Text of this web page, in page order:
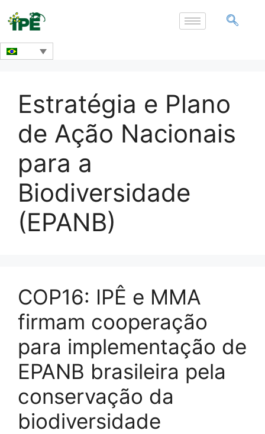
Estratégia e Plano
de Ação Nacionais
para a
Biodiversidade
(EPANB)
COP16: IPÊ e MMA
firmam cooperação
para implementação de
EPANB brasileira pela
conservação da
biodiversidade